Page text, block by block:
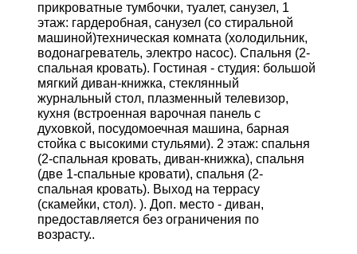
прикроватные тумбочки, туалет, санузел, 1
этаж: гардеробная, санузел (со стиральной
машиной)техническая комната (холодильник,
водонагреватель, электро насос). Спальня (2-
спальная кровать). Гостиная - студия: большой
мягкий диван-книжка, стеклянный
журнальный стол, плазменный телевизор,
кухня (встроенная варочная панель с
духовкой, посудомоечная машина, барная
стойка с высокими стульями). 2 этаж: спальня
(2-спальная кровать, диван-книжка), спальня
(две 1-спальные кровати), спальня (2-
спальная кровать). Выход на террасу
(скамейки, стол). ). Доп. место - диван,
предоставляется без ограничения по
возрасту..